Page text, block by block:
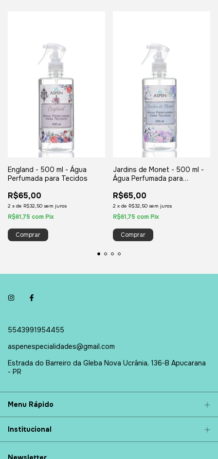
England - 500 ml - Água
Perfumada para Tecidos
R$65,00
2 x de R$32,50 sem juros
R$61,75 com Pix
Jardins de Monet - 500 ml -
Água Perfumada para
R$65,00
2 x de R$32,50 sem juros
R$61,75 com Pix
5543991954455
aspenespecialidades@gmail.com
Estrada do Barreiro da Gleba Nova Ucrânia, 136-B Apucarana
- PR
Menu Rápido
Institucional